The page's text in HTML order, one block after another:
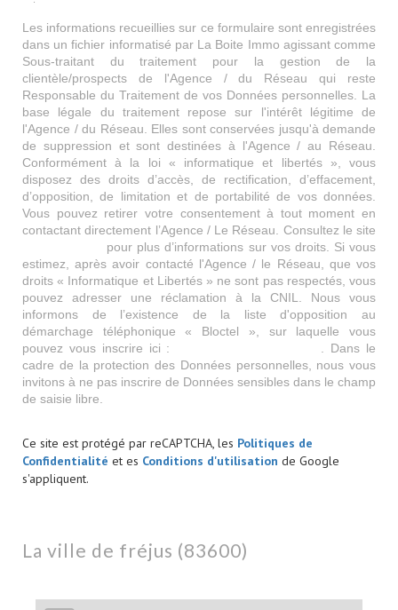
Les informations recueillies sur ce formulaire sont enregistrées
dans un fichier informatisé par La Boite Immo agissant comme
Sous-traitant du traitement pour la gestion de la
clientèle/prospects de l'Agence / du Réseau qui reste
Responsable du Traitement de vos Données personnelles. La
base légale du traitement repose sur l'intérêt légitime de
l'Agence / du Réseau. Elles sont conservées jusqu'à demande
de suppression et sont destinées à l'Agence / au Réseau.
Conformément à la loi « informatique et libertés », vous
disposez des droits d’accès, de rectification, d’effacement,
d’opposition, de limitation et de portabilité de vos données.
Vous pouvez retirer votre consentement à tout moment en
contactant directement l’Agence / Le Réseau. Consultez le site
pour plus d’informations sur vos droits. Si vous
estimez, après avoir contacté l'Agence / le Réseau, que vos
droits « Informatique et Libertés » ne sont pas respectés, vous
pouvez adresser une réclamation à la CNIL. Nous vous
informons de l’existence de la liste d'opposition au
démarchage téléphonique « Bloctel », sur laquelle vous
pouvez vous inscrire ici :
. Dans le
cadre de la protection des Données personnelles, nous vous
invitons à ne pas inscrire de Données sensibles dans le champ
de saisie libre.
Ce site est protégé par reCAPTCHA, les Politiques de
Confidentialité et es Conditions d'utilisation de Google
s'appliquent.
la ville de fréjus (83600)